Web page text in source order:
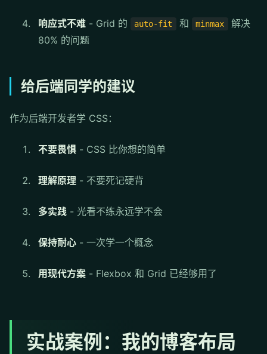
响应式不难 - Grid 的 auto-fit 和 minmax
解决
80% 的问题
给后端同学的建议
作为后端开发者学 CSS：
不要畏惧 - CSS 比你想的简单
理解原理 - 不要死记硬背
多实践 - 光看不练永远学不会
保持耐心 - 一次学一个概念
用现代方案 - Flexbox 和 Grid 已经够用了
实战案例：我的博客布局